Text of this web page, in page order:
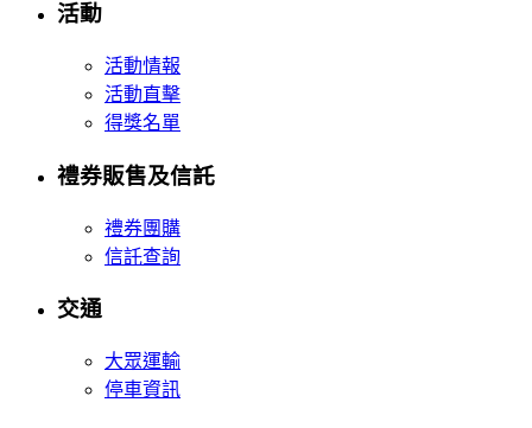
活動
活動情報
活動直擊
得獎名單
禮券販售及信託
禮券團購
信託查詢
交通
大眾運輸
停車資訊